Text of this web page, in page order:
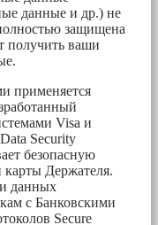
данные и др.) не
защищена
получить ваши
применяется
Visa и
Security
безопасную
карты Держателя.
данных
с Банковскими
Secure